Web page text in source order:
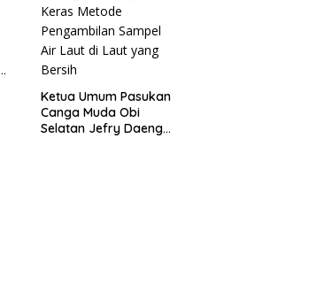
Ketua Umum Pasukan
Canga Muda Obi
Selatan Jefry Daeng